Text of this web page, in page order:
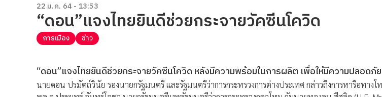
22 ม.ค. 64 - 13:53
“ดอน”แจงไทยยินดีช่วยกระจายวัคซีนโควิด
การเมือง ข่าว
“ดอน”แจงไทยยินดีช่วยกระจายวัคซีนโควิด หลังมีความพร้อมในการผลิต เพื่อให้มีความปลอดภัย
นายดอน ปรมัตถ์วินัย รองนายกรัฐมนตรี และรัฐมนตรีว่าการกระทรวงการต่างประเทศ กล่าวถึงการหารือทางโ